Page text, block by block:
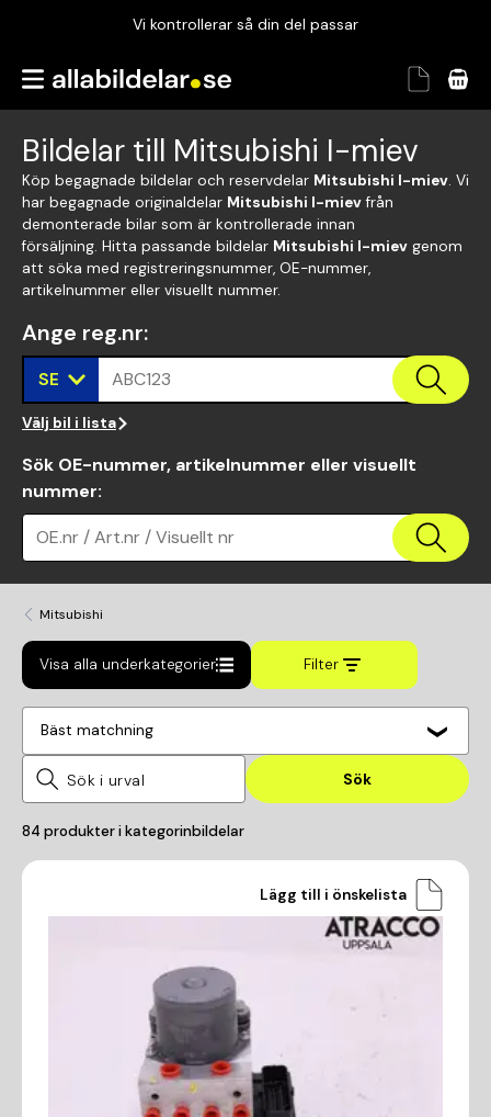
Vi kontrollerar så din del passar
Garanterad passform
Bildelar till Mitsubishi I-miev
Köp begagnade bildelar och reservdelar Mitsubishi I-miev. Vi
har begagnade originaldelar Mitsubishi I-mievfrån
demonterade bilar som är kontrollerade innan
försäljning. Hitta passande bildelar Mitsubishi I-miev genom
att söka med registreringsnummer, OE-nummer,
artikelnummer eller visuellt nummer.
Ange reg.nr:
SE ABC123
Välj bil i lista
Sök OE-nummer, artikelnummer eller visuellt
nummer:
OE.nr / Art.nr / Visuellt nr
Mitsubishi
Visa alla underkategorier Filter
Bäst matchning
Sök
84 produkter i kategorinbildelar
Lägg till i önskelista